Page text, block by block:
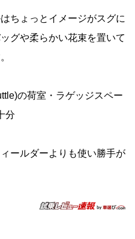
ちょっとイメージがスグに
グや柔らかい花束を置いて
の荷室・ラゲッジスペー
分
ールダーよりも使い勝手が